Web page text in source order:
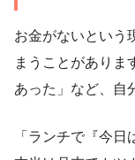
お金がないという
まうことがありま
あった」など、自
「ランチで『今日